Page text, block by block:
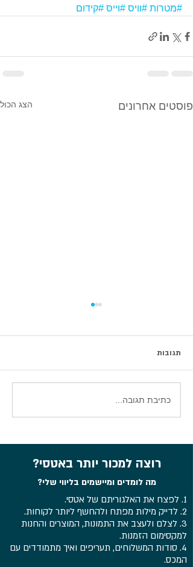
#מטרות #וויס #וייס #קידום
פוסטים אחרונים הצג הכול
סיכום וובינר עדכוני אטסי 2026
תגובות
כתיבת תגובה...
רוצה למכור יותר באטסי?
מה לומדים ומיישמים בליווי שלי?
1. לפצח את האלגוריתם של אטסי.
2. לדייק מילות מפתח ולהחשף ליותר לקוחות.
3. לצלם ולעצב את התמונות, המוצרים והחנות
למקסימום הזמנות.
4. סודות המשלוחים, תעריפים ואיך מתמודדים עם
המכס.